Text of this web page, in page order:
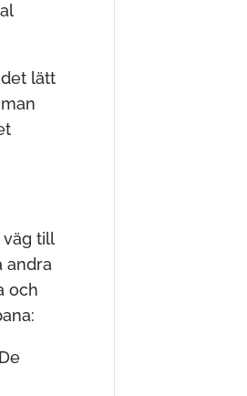
lätt
till
andra
och